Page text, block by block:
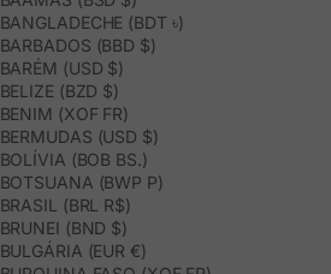
BANGLADECHE (BDT ৳)
BARBADOS (BBD $)
BARÉM (USD $)
BELIZE (BZD $)
BENIM (XOF FR)
BERMUDAS (USD $)
BOLÍVIA (BOB BS.)
BOTSUANA (BWP P)
BRASIL (BRL R$)
BRUNEI (BND $)
BULGÁRIA (EUR €)